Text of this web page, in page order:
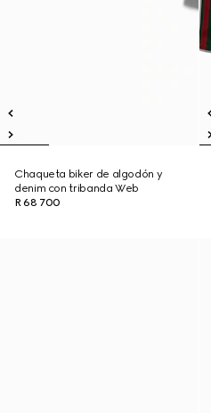
Chaqueta biker de algodón y
denim con tribanda Web
R 68 700